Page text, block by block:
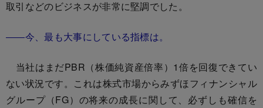
取引などのビジネスが非常に堅調でした。
――今、最も大事にしている指標は。
当社はまだPBR（株価純資産倍率）1倍を回復できてい
ない状況です。これは株式市場からみずほフィナンシャル
グループ（FG）の将来の成長に関して、必ずしも確信を